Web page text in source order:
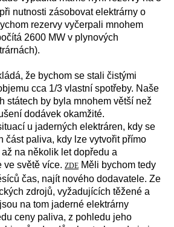
nutnosti zásobovat elektrárny o
rezervy vyčerpali mnohem
2600 MW v plynových
že bychom se stali čistými
cca 1/3 vlastní spotřeby. Naše
státech by byla mnohem větší než
dodávek okamžité.
u jaderných elektráren, kdy se
část paliva, kdy lze vytvořit přímo
na několik let dopředu a
ve světě více. ZDE Měli bychom tedy
čas, najít nového dodavatele. Ze
zdrojů, vyžadujících těžené a
na tom jaderné elektrárny
ceny paliva, z pohledu jeho